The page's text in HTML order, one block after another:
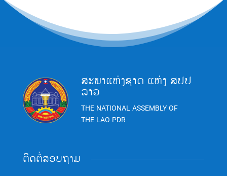
ສະພາແຫ່ງຊາດ ແຫ່ງ ສປປ
ລາວ
THE NATIONAL ASSEMBLY OF
THE LAO PDR
ຕິດຕໍ່ສອບຖາມ